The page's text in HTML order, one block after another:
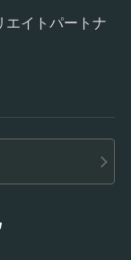
エイトパートナ